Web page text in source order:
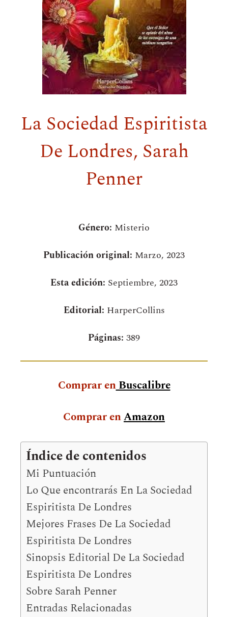
La Sociedad Espiritista
De Londres, Sarah
Penner
Género: Misterio
Publicación original: Marzo, 2023
Esta edición: Septiembre, 2023
Editorial: HarperCollins
Páginas: 389
Comprar enBuscalibre
Comprar enAmazon
Índice de contenidos
Mi Puntuación
Lo Que encontrarás En La Sociedad
Espiritista De Londres
Mejores Frases De La Sociedad
Espiritista De Londres
Sinopsis Editorial De La Sociedad
Espiritista De Londres
Sobre Sarah Penner
Entradas Relacionadas